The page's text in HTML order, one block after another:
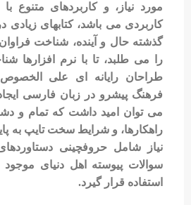
مورد نیاز، و کاربردهای متنوع
کاربردی می باشد، کتابهای
گذشته حال و آینده، شناخت
را می طلبد، تا با نرم افزارها
طراحان رایانه ای علی
فرهنگ پیشرو در زبان فارسی
می توان امید داشت که تمام و
راهکارها، و شرایط سخت تایپ به
نیاز شامل حروفچینی
سوالات پیوسته اهل دنیای
استفاده قرار گیرد.